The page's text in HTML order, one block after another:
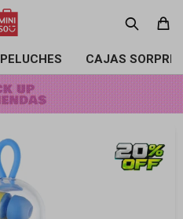
PELUCHES CAJAS